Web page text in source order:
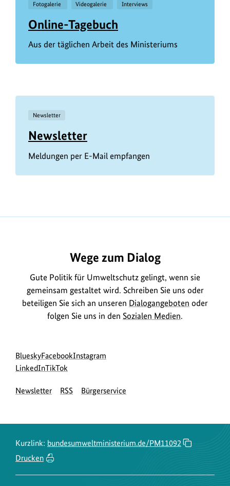
Fotogalerie Videogalerie Interviews
Online-Tagebuch
Aus der täglichen Arbeit des Ministeriums
Newsletter
Newsletter
Meldungen per E-Mail empfangen
Wege zum Dialog
Gute Politik für Umweltschutz gelingt, wenn sie
gemeinsam gestaltet wird. Schreiben Sie uns oder
beteiligen Sie sich an unseren Dialogangeboten oder
folgen Sie uns in den Sozialen Medien.
Social
Media
Blueskyzur
Bluesky-
des
Facebookzur
des
Instagram
des
LinkedInzur
Seite
zur
Seite
TikTok
Newsletter RSS Bürgerservice
Kurzlink: bundesumweltministerium.de/PM11092
Drucken